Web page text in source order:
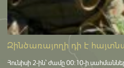
Զինծառայողի դի է
Հունիսի 2-ին՝ ժամը 00:10-ի